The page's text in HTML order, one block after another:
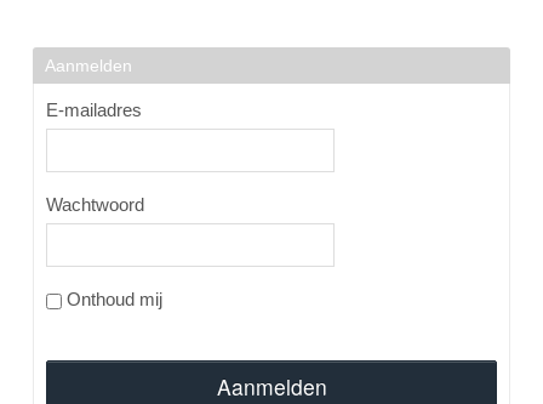
Login
Aanmelden
E-mailadres
Wachtwoord
Onthoud mij
Aanmelden